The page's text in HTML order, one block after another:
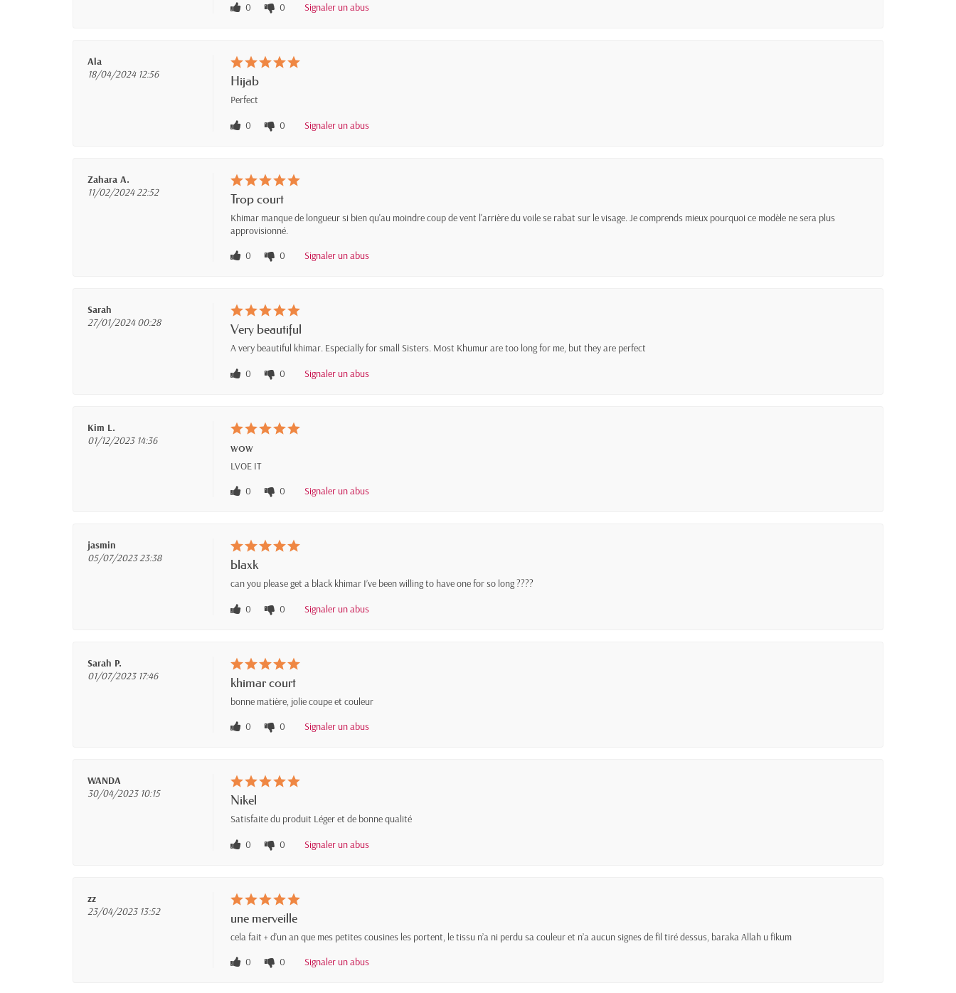
0
0 Signaler un abus
Ala
18/04/2024 12:56
Hijab
Perfect
0
0 Signaler un abus
Zahara A.
11/02/2024 22:52
Trop court
Khimar manque de longueur si bien qu'au moindre coup de vent l'arrière du voile se rabat sur le visage. Je comprends mieux pourquoi ce modèle ne sera plus
approvisionné.
0
0 Signaler un abus
Sarah
27/01/2024 00:28
Very beautiful
A very beautiful khimar. Especially for small Sisters. Most Khumur are too long for me, but they are perfect
0
0 Signaler un abus
Kim L.
01/12/2023 14:36
wow
LVOE IT
0
0 Signaler un abus
jasmin
05/07/2023 23:38
blaxk
can you please get a black khimar I’ve been willing to have one for so long ????
0
0 Signaler un abus
Sarah P.
01/07/2023 17:46
khimar court
bonne matière, jolie coupe et couleur
0
0 Signaler un abus
WANDA
30/04/2023 10:15
Nikel
Satisfaite du produit Léger et de bonne qualité
0
0 Signaler un abus
zz
23/04/2023 13:52
une merveille
cela fait + d’un an que mes petites cousines les portent, le tissu n’a ni perdu sa couleur et n’a aucun signes de fil tiré dessus, baraka Allah u fikum
0
0 Signaler un abus